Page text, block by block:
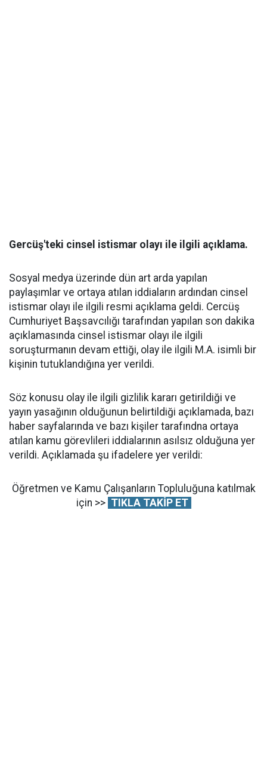
Gercüş'teki cinsel istismar olayı ile ilgili açıklama.
Sosyal medya üzerinde dün art arda yapılan
paylaşımlar ve ortaya atılan iddiaların ardından cinsel
istismar olayı ile ilgili resmi açıklama geldi. Cercüş
Cumhuriyet Başsavcılığı tarafından yapılan son dakika
açıklamasında cinsel istismar olayı ile ilgili
soruşturmanın devam ettiği, olay ile ilgili M.A. isimli bir
kişinin tutuklandığına yer verildi.
Söz konusu olay ile ilgili gizlilik kararı getirildiği ve
yayın yasağının olduğunun belirtildiği açıklamada, bazı
haber sayfalarında ve bazı kişiler tarafındna ortaya
atılan kamu görevlileri iddialarının asılsız olduğuna yer
verildi. Açıklamada şu ifadelere yer verildi:
Öğretmen ve Kamu Çalışanların Topluluğuna katılmak
için >> TIKLA TAKİP ET